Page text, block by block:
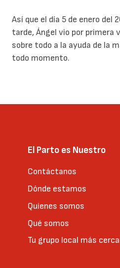
Así que el día 5 de enero del
tarde, Ángel vio por primera
sobre todo a la ayuda de la
todo momento.
El Parto es Nuestro
Contáctanos
Dónde estamos
Quienes somos
Qué somos
Tu grupo local más